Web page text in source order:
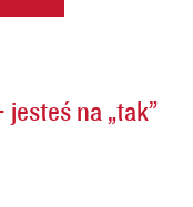
na „tak”